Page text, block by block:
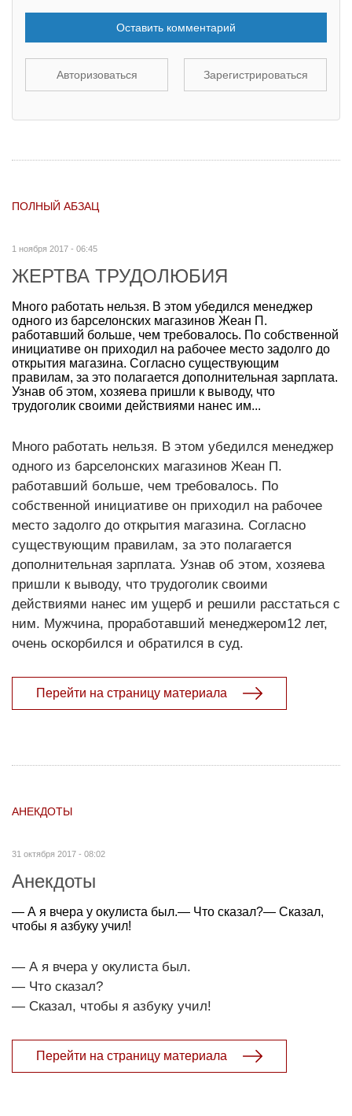
Оставить комментарий
Авторизоваться Зарегистрироваться
ПОЛНЫЙ АБЗАЦ
1 ноября 2017 - 06:45
ЖЕРТВА ТРУДОЛЮБИЯ
Много работать нельзя. В этом убедился менеджер
одного из барселонских магазинов Жеан П.
работавший больше, чем требовалось. По собственной
инициативе он приходил на рабочее место задолго до
открытия магазина. Согласно существующим
правилам, за это полагается дополнительная зарплата.
Узнав об этом, хозяева пришли к выводу, что
трудоголик своими действиями нанес им...
Много работать нельзя. В этом убедился менеджер
одного из барселонских магазинов Жеан П.
работавший больше, чем требовалось. По
собственной инициативе он приходил на рабочее
место задолго до открытия магазина. Согласно
существующим правилам, за это полагается
дополнительная зарплата. Узнав об этом, хозяева
пришли к выводу, что трудоголик своими
действиями нанес им ущерб и решили расстаться с
ним. Мужчина, проработавший менеджером12 лет,
очень оскорбился и обратился в суд.
Перейти на страницу материала
АНЕКДОТЫ
31 октября 2017 - 08:02
Анекдоты
— А я вчера у окулиста был.— Что сказал?— Сказал,
чтобы я азбуку учил!
— А я вчера у окулиста был.
— Что сказал?
— Сказал, чтобы я азбуку учил!
Перейти на страницу материала